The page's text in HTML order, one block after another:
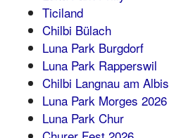
Ticiland
Chilbi Bülach
Luna Park Burgdorf
Luna Park Rapperswil
Chilbi Langnau am Albis
Luna Park Morges 2026
Luna Park Chur